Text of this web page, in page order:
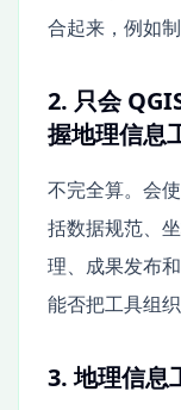
合起来，例如
2. 只会
握地理信息
不完全算。会
括数据规范、
理、成果发布
能否把工具组织
3. 地理信息